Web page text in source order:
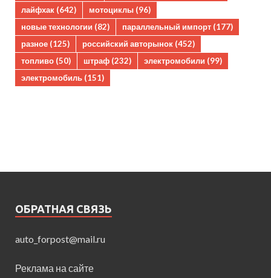
лайфхак (642) мотоциклы (96)
новые технологии (82) параллельный импорт (177)
разное (125) российский авторынок (452)
топливо (50) штраф (232) электромобили (99)
электромобиль (151)
ОБРАТНАЯ СВЯЗЬ
auto_forpost@mail.ru
Реклама на сайте